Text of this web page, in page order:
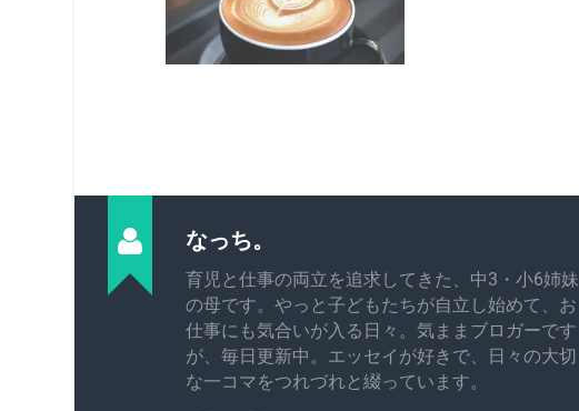
なっち。
育児と仕事の両立を追求してきた、中3・小6姉妹
の母です。やっと子どもたちが自立し始めて、お
仕事にも気合いが入る日々。気ままブロガーです
が、毎日更新中。エッセイが好きで、日々の大切
な一コマをつれづれと綴っています。